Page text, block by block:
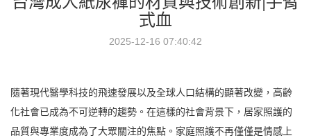
式血
2025-12-16 07:40:42
隨著現代醫學科技的飛速發展以及全球人口結構的顯著改變，高齡
化社會已成為不可逆轉的趨勢。在這樣的社會背景下，居家照護的
品質與專業度成為了大眾關注的焦點。家庭照護不再僅僅是情感上